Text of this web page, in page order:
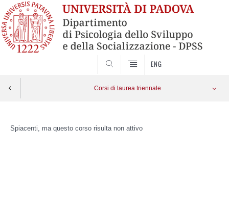
ENG
Corsi di laurea triennale
content
Spiacenti, ma questo corso risulta non attivo